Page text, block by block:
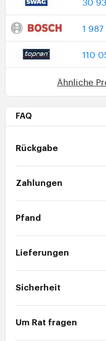
1
110
Ähnliche
FAQ
Rückgabe
Zahlungen
Pfand
Lieferungen
Sicherheit
Um Rat fragen